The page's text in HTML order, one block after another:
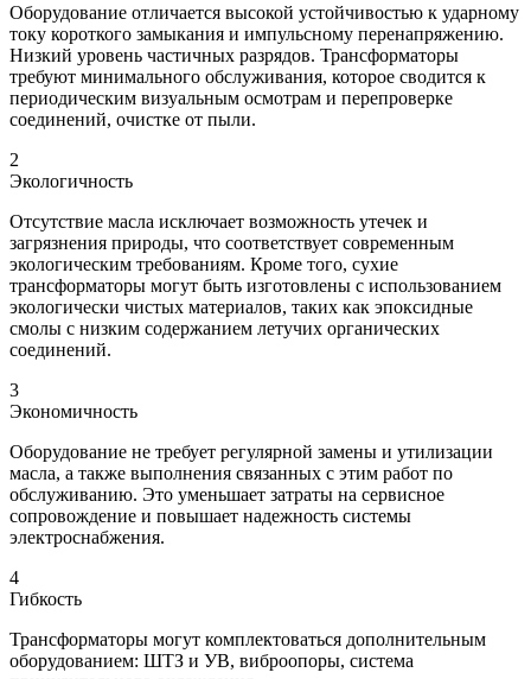
Оборудование отличается высокой устойчивостью к ударному
току короткого замыкания и импульсному перенапряжению.
Низкий уровень частичных разрядов. Трансформаторы
требуют минимального обслуживания, которое сводится к
периодическим визуальным осмотрам и перепроверке
соединений, очистке от пыли.
2
Экологичность
Отсутствие масла исключает возможность утечек и
загрязнения природы, что соответствует современным
экологическим требованиям. Кроме того, сухие
трансформаторы могут быть изготовлены с использованием
экологически чистых материалов, таких как эпоксидные
смолы с низким содержанием летучих органических
соединений.
3
Экономичность
Оборудование не требует регулярной замены и утилизации
масла, а также выполнения связанных с этим работ по
обслуживанию. Это уменьшает затраты на сервисное
сопровождение и повышает надежность системы
электроснабжения.
4
Гибкость
Трансформаторы могут комплектоваться дополнительным
оборудованием: ШТЗ и УВ, виброопоры, система